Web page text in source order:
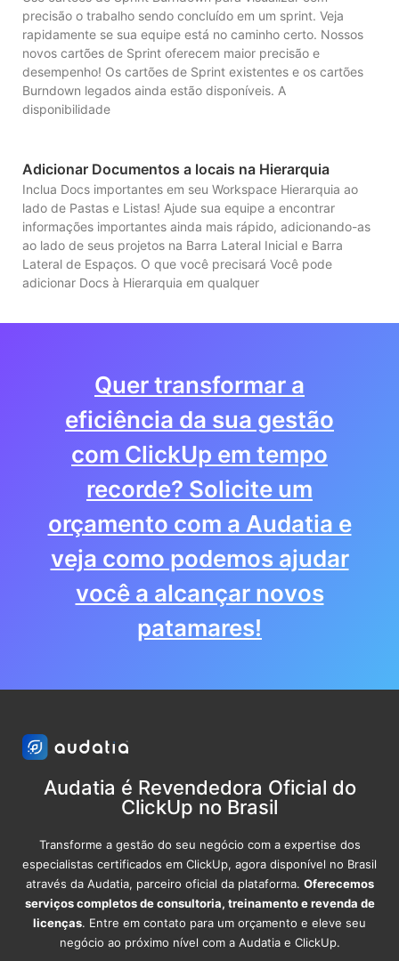
precisão o trabalho sendo concluído em um sprint. Veja
rapidamente se sua equipe está no caminho certo. Nossos
novos cartões de Sprint oferecem maior precisão e
desempenho! Os cartões de Sprint existentes e os cartões
Burndown legados ainda estão disponíveis. A
disponibilidade
Adicionar Documentos a locais na Hierarquia
Inclua Docs importantes em seu Workspace Hierarquia ao
lado de Pastas e Listas! Ajude sua equipe a encontrar
informações importantes ainda mais rápido, adicionando-as
ao lado de seus projetos na Barra Lateral Inicial e Barra
Lateral de Espaços. O que você precisará Você pode
adicionar Docs à Hierarquia em qualquer
Quer transformar a
eficiência da sua gestão
com ClickUp em tempo
recorde? Solicite um
orçamento com a Audatia e
veja como podemos ajudar
você a alcançar novos
patamares!
Audatia é Revendedora Oficial do
ClickUp no Brasil
Transforme a gestão do seu negócio com a expertise dos
especialistas certificados em ClickUp, agora disponível no Brasil
através da Audatia, parceiro oficial da plataforma. Oferecemos
serviços completos de consultoria, treinamento e revenda de
licenças. Entre em contato para um orçamento e eleve seu
negócio ao próximo nível com a Audatia e ClickUp.